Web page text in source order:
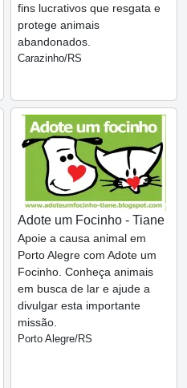
fins lucrativos que resgata e
protege animais
abandonados.
Carazinho/RS
Adote um Focinho - Tiane
Apoie a causa animal em
Porto Alegre com Adote um
Focinho. Conheça animais
em busca de lar e ajude a
divulgar esta importante
missão.
Porto Alegre/RS